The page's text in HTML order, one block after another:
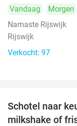
Vandaag Morgen
Namaste Rijswijk
Rijswijk
Verkocht: 97
Schotel naar
milkshake of